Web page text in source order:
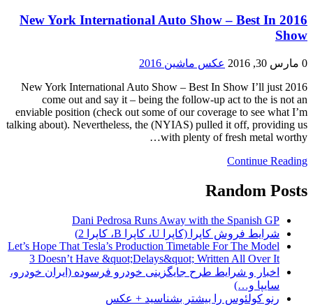
2016 New York International Auto Show – Best In
Show
0 مارس 30, 2016
عکس ماشین 2016
2016 New York International Auto Show – Best In Show I’ll just
come out and say it – being the follow-up act to the is not an
enviable position (check out some of our coverage to see what I’m
talking about). Nevertheless, the (NYIAS) pulled it off, providing us
with plenty of fresh metal worthy…
Continue Reading
Random Posts
Dani Pedrosa Runs Away with the Spanish GP
شرایط فروش کاپرا (کاپرا U، کاپرا B، کاپرا 2)
Let’s Hope That Tesla’s Production Timetable For The Model
3 Doesn’t Have &quot;Delays&quot; Written All Over It
اخبار و شرایط طرح جایگزینی خودرو فرسوده (ایران خودرو،
سایپا و…)
رنو کولئوس را بیشتر بشناسید + عکس